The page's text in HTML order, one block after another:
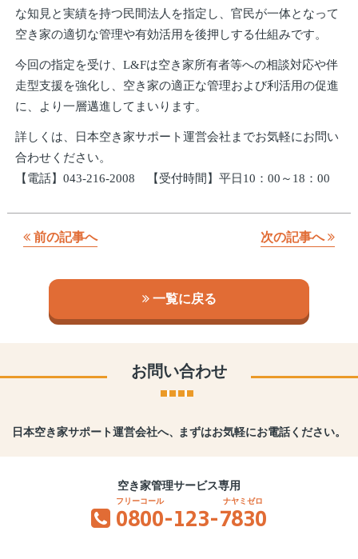
な知見と実績を持つ民間法人を指定し、官民が一体となって
空き家の適切な管理や有効活用を後押しする仕組みです。
今回の指定を受け、L&Fは空き家所有者等への相談対応や伴
走型支援を強化し、空き家の適正な管理および利活用の促進
に、より一層邁進してまいります。
詳しくは、日本空き家サポート運営会社までお気軽にお問い
合わせください。
【電話】043-216-2008 【受付時間】平日10：00～18：00
前の記事へ 次の記事へ
一覧に戻る
お問い合わせ
日本空き家サポート運営会社へ、 まずはお気軽にお電話ください。
空き家管理サービス専用
0800-123-7830